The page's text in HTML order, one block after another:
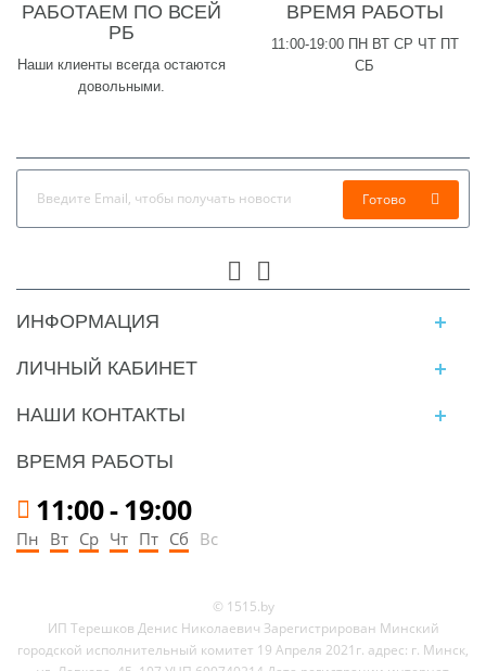
РАБОТАЕМ ПО ВСЕЙ
РБ
Наши клиенты всегда остаются
довольными.
ВРЕМЯ РАБОТЫ
11:00-19:00 ПН ВТ СР ЧТ ПТ
СБ
Готово
ИНФОРМАЦИЯ
ЛИЧНЫЙ КАБИНЕТ
НАШИ КОНТАКТЫ
ВРЕМЯ РАБОТЫ
11:00-19:00
Пн Вт Ср Чт Пт Сб Вс
© 1515.by
ИП Терешков Денис Николаевич Зарегистрирован Минский
городской исполнительный комитет 19 Апреля 2021г. адрес: г. Минск,